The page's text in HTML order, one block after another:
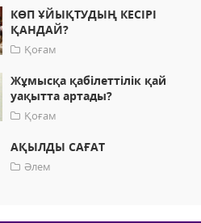
КӨП ҰЙЫҚТУДЫҢ КЕСІРІ
ҚАНДАЙ?
Қоғам
Жұмысқа қабілеттілік қай
уақытта артады?
Қоғам
АҚЫЛДЫ САҒАТ
Әлем